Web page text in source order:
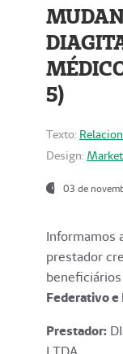
5)
Texto:
Design:
03 de
Informamos
prestador
beneficiários
Federativo e
Prestador: